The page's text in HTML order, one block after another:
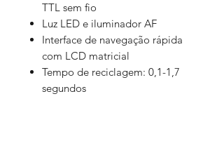
TTL sem fio
Luz LED e iluminador AF
Interface de navegação rápida
com LCD matricial
Tempo de reciclagem: 0,1-1,7
segundos